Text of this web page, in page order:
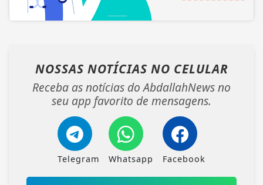
NOSSAS NOTÍCIAS NO CELULAR
Receba as notícias do AbdallahNews no
seu app favorito de mensagens.
Telegram Whatsapp Facebook